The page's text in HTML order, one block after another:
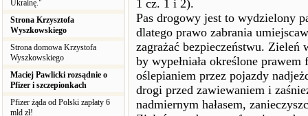
Ukrainę."
Strona Krzysztofa
Wyszkowskiego
Strona domowa Krzystofa
Wyszkowskiego
Maciej Pawlicki rozsądnie o
Pfizer i szczepionkach
Pfizer żąda od Polski zapłaty 6
mld zł!
1 cz. 1 i 2).
Pas drogowy jest to wydzielony
dlatego prawo zabrania
zagrażać bezpieczeństwu.
by wypełniała określone
oślepianiem przez pojazdy
drogi przed zawiewaniem i
nadmiernym hałasem,